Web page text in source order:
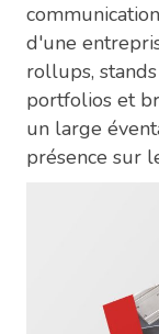
d'une
rollups,
portfolios et
un large
présence sur